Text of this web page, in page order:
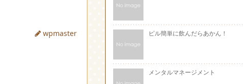
wpmaster ピル簡単に飲んだらあかん！
メンタルマネージメント